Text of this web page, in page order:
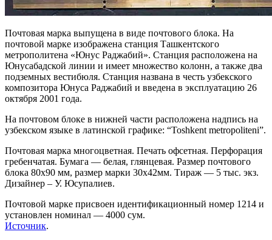
Почтовая марка выпущена в виде почтового блока. На
почтовой марке изображена станция Ташкентского
метрополитена «Юнус Раджабий». Станция расположена на
Юнусабадской линии и имеет множество колонн, а также два
подземных вестибюля. Станция названа в честь узбекского
композитора Юнуса Раджабий и введена в эксплуатацию 26
октября 2001 года.
На почтовом блоке в нижней части расположена надпись на
узбекском языке в латинской графике: “Toshkent metropoliteni”.
Почтовая марка многоцветная. Печать офсетная. Перфорация
гребенчатая. Бумага — белая, глянцевая. Размер почтового
блока 80х90 мм, размер марки 30х42мм. Тираж — 5 тыс. экз.
Дизайнер – У. Юсупалиев.
Почтовой марке присвоен идентификационный номер 1214 и
установлен номинал — 4000 сум.
Источник.